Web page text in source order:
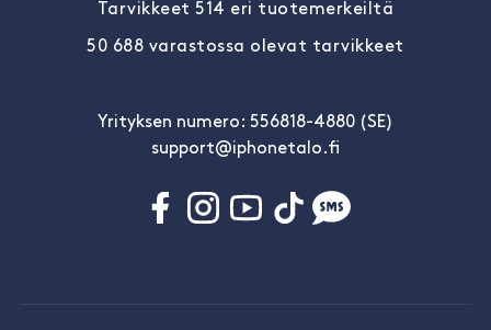
Tarvikkeet 514 eri tuotemerkeiltä
50 688 varastossa olevat tarvikkeet
Yrityksen numero: 556818-4880 (SE)
support@iphonetalo.fi